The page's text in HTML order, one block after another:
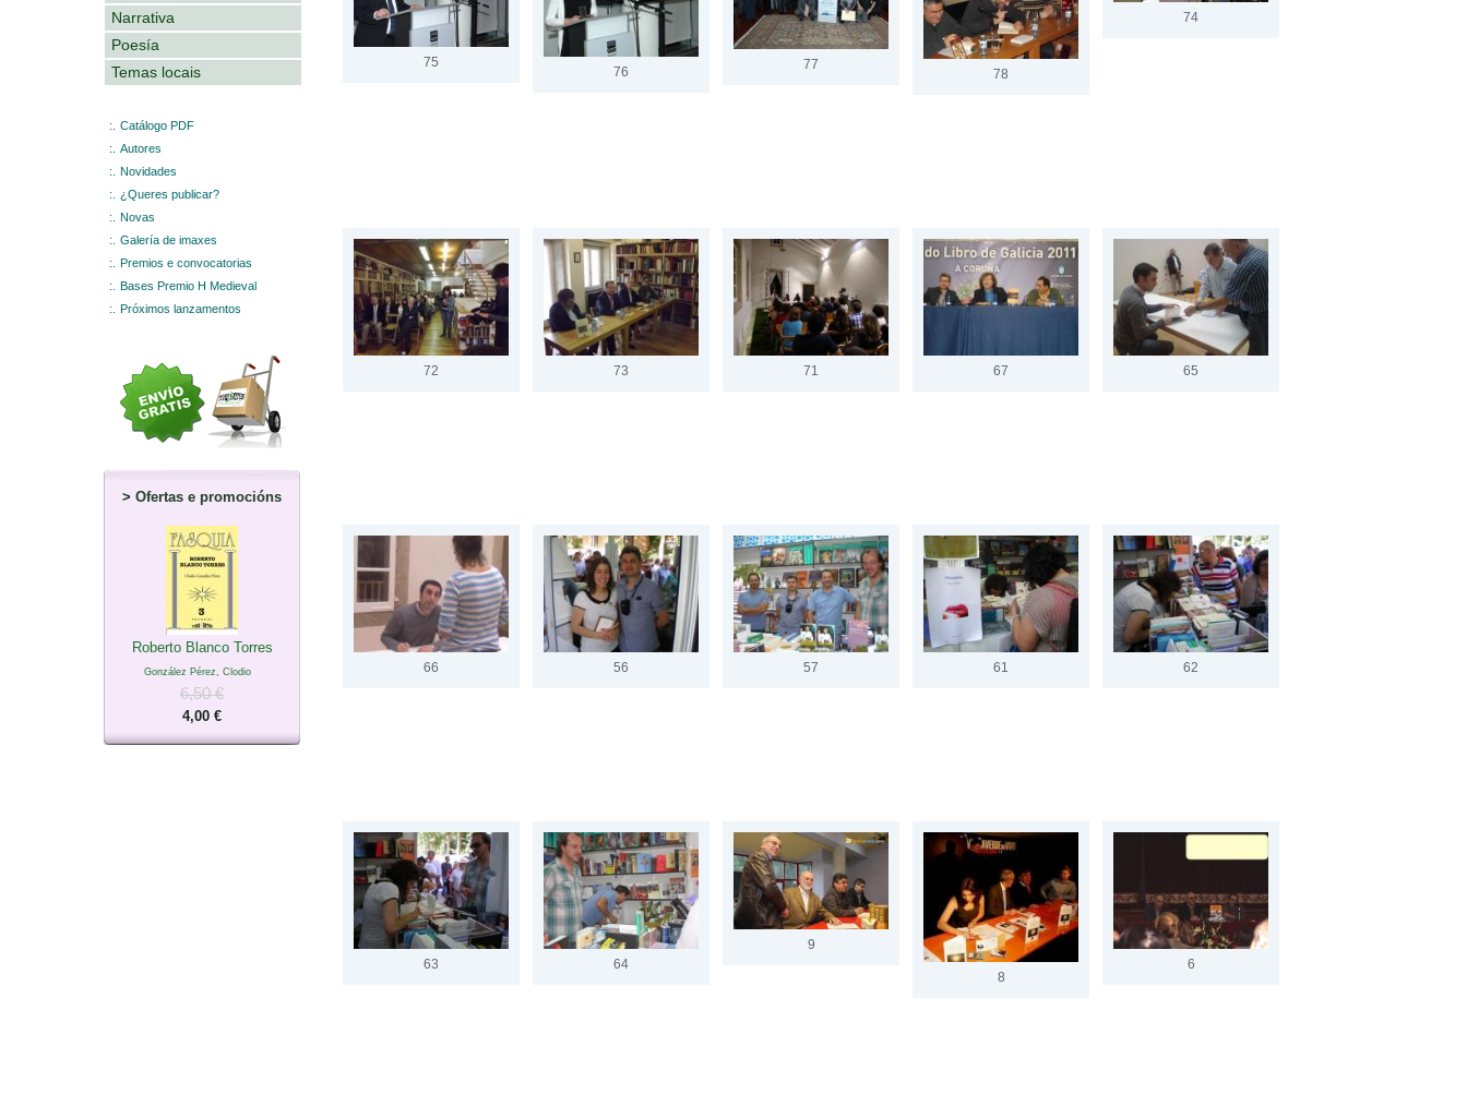
Narrativa
Poesía
Temas locais
:.
Catálogo PDF
:.
Autores
:.
Novidades
:.
¿Queres publicar?
:.
Novas
:.
Galería de imaxes
:.
Premios e convocatorias
:.
Bases Premio H Medieval
:.
Próximos lanzamentos
> Ofertas e promocións
Roberto Blanco Torres
González Pérez, Clodio
6,50 €
4,00 €
75
76
77
78
74
72 73 71 67 65
66 56 57 61 62
63 64
9
8
6